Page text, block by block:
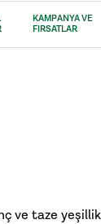
KAMPANYA VE
FIRSATLAR
ve taze